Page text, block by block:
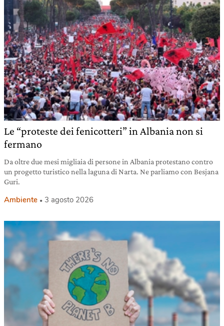
Le “proteste dei fenicotteri” in Albania non si
fermano
Da oltre due mesi migliaia di persone in Albania protestano contro
un progetto turistico nella laguna di Narta. Ne parliamo con Besjana
Guri.
Ambiente 3 agosto 2026